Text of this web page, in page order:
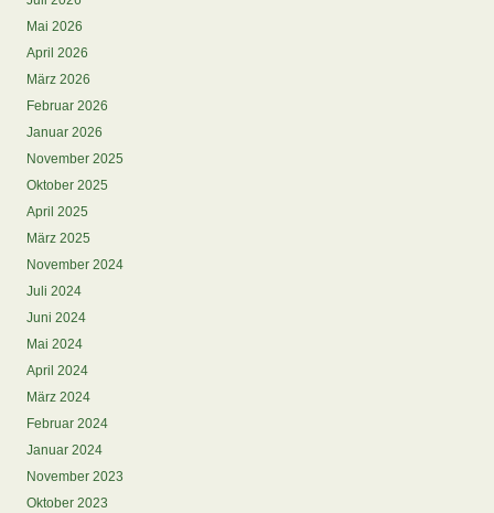
Mai 2026
April 2026
März 2026
Februar 2026
Januar 2026
November 2025
Oktober 2025
April 2025
März 2025
November 2024
Juli 2024
Juni 2024
Mai 2024
April 2024
März 2024
Februar 2024
Januar 2024
November 2023
Oktober 2023